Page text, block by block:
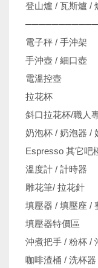
登山爐 / 瓦斯爐 /
電子秤 / 手沖架
手沖壺 / 細口壺
電溫控壺
拉花杯
斜口拉花杯/職人
奶泡杯 / 奶泡器 /
Espresso 其它吧
溫度計 / 計時器
雕花筆/ 拉花針
填壓器 / 填壓座 /
填壓器特價區
沖煮把手 / 粉杯 /
咖啡渣桶 / 洗杯